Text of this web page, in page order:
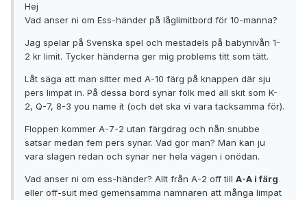
Hej
Vad anser ni om Ess-händer på låglimitbord för 10-manna?
Jag spelar på Svenska spel och mestadels på babynivån 1-
2 kr limit. Tycker händerna ger mig problems titt som tätt.
Låt säga att man sitter med A-10 färg på knappen där sju
pers limpat in. På dessa bord synar folk med all skit som K-
2, Q-7, 8-3 you name it (och det ska vi vara tacksamma för).
Floppen kommer A-7-2 utan färgdrag och nån snubbe
satsar medan fem pers synar. Vad gör man? Man kan ju
vara slagen redan och synar ner hela vägen i onödan.
Vad anser ni om ess-händer? Allt från A-2 off till A-A i färg
eller off-suit med gemensamma nämnaren att många limpat